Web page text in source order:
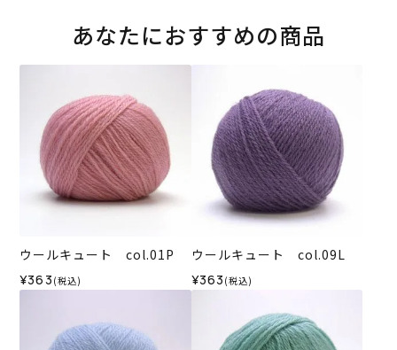
あなたにおすすめの商品
ウールキュート col.01P
¥363 (税込)
ウールキュート col.09L
¥363 (税込)